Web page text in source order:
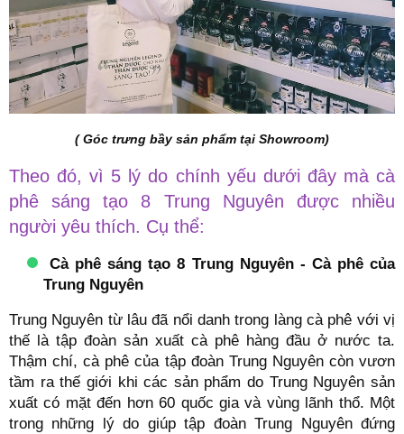
( Góc trưng bầy sản phẩm tại Showroom)
Theo đó, vì 5 lý do chính yếu dưới đây mà cà
phê sáng tạo 8 Trung Nguyên được nhiều
người yêu thích. Cụ thể:
Cà phê sáng tạo 8 Trung Nguyên - Cà phê của
Trung Nguyên
Trung Nguyên từ lâu đã nổi danh trong làng cà phê với vị
thế là tập đoàn sản xuất cà phê hàng đầu ở nước ta.
Thậm chí, cà phê của tập đoàn Trung Nguyên còn vươn
tầm ra thế giới khi các sản phẩm do Trung Nguyên sản
xuất có mặt đến hơn 60 quốc gia và vùng lãnh thổ. Một
trong những lý do giúp tập đoàn Trung Nguyên đứng